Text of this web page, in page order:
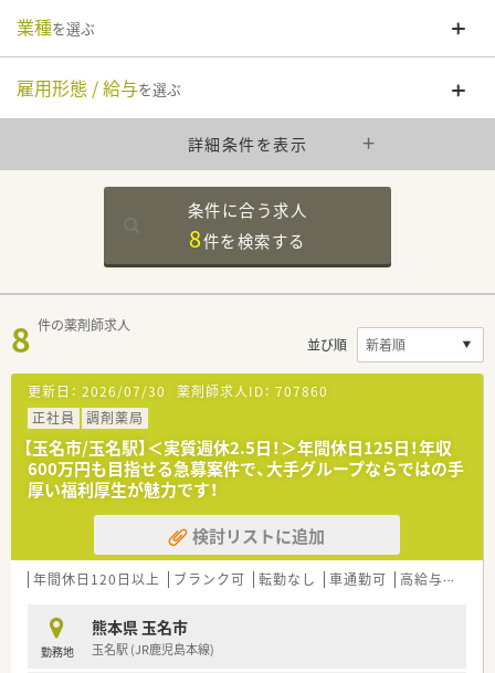
業種を選ぶ
雇用形態 / 給与を選ぶ
詳細条件を表示
条件に合う求人
8件を検索する
8 件の薬剤師求人
並び順
更新日： 2026/07/30 薬剤師求人ID： 707860
正社員
調剤薬局
【玉名市/玉名駅】＜実質週休2.5日！＞年間休日125日！年収
600万円も目指せる急募案件で、大手グループならではの手
厚い福利厚生が魅力です！
検討リストに追加
年間休日120日以上 ブランク可 転勤なし 車通勤可 高給与(600万円以上)
勤務地
熊本県 玉名市
玉名駅 (JR鹿児島本線)